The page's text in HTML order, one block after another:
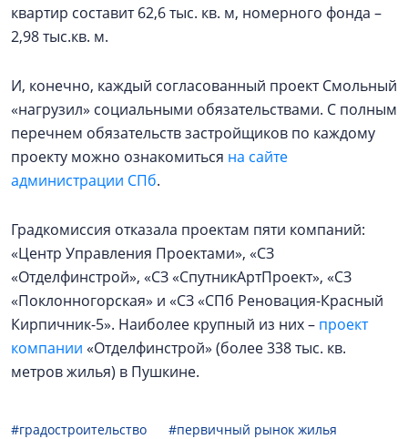
квартир составит 62,6 тыс. кв. м, номерного фонда –
2,98 тыс.кв. м.
И, конечно, каждый согласованный проект Смольный
«нагрузил» социальными обязательствами. С полным
перечнем обязательств застройщиков по каждому
проекту можно ознакомиться на сайте
администрации СПб.
Градкомиссия отказала проектам пяти компаний:
«Центр Управления Проектами», «СЗ
«Отделфинстрой», «СЗ «СпутникАртПроект», «СЗ
«Поклонногорская» и «СЗ «СПб Реновация-Красный
Кирпичник-5». Наиболее крупный из них – проект
компании «Отделфинстрой» (более 338 тыс. кв.
метров жилья) в Пушкине.
#градостроительство
#первичный рынок жилья